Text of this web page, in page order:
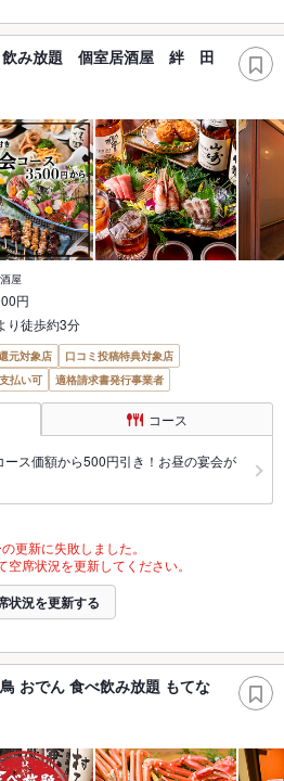
飲み放題 個室居酒屋 絆 田
屋
円
り徒歩約3分
元対象店
口コミ投稿特典対象店
払い可 適格請求書発行事業者
コース
ス価額から500円引き！お昼の宴会が
更新に失敗しました。
席状況を更新してください。
状況を更新する
おでん 食べ飲み放題 もてな